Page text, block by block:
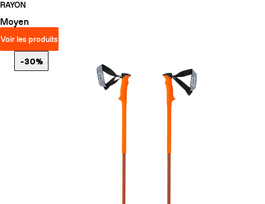
RAYON
Moyen
Voir les produits
-30%